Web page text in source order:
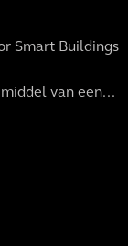
Smart Buildings
van een...